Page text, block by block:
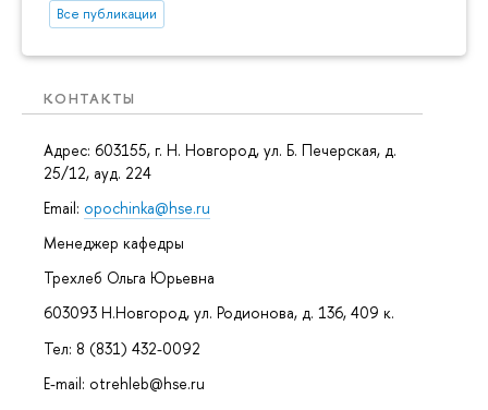
Все публикации
КОНТАКТЫ
Адрес: 603155, г. Н. Новгород, ул. Б. Печерская, д.
25/12, ауд. 224
Email: opochinka@hse.ru
Менеджер кафедры
Трехлеб Ольга Юрьевна
603093 Н.Новгород, ул. Родионова, д. 136, 409 к.
Тел: 8 (831) 432-0092
E-mail: otrehleb@hse.ru